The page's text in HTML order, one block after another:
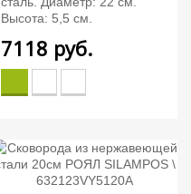
Высота: 5,5 см.
7118 руб.